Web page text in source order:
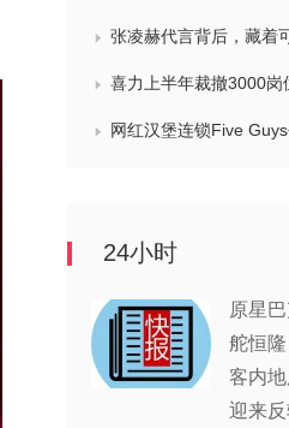
张凌赫代言背后，藏着可
喜力上半年裁撤3000岗位，太古可口可乐总裁说饮料品类增长态势良好，华润
网红汉堡连锁Five Guys创始人专访：都是5个儿子和妻子在打理，
24小时
原星
舵恒
客内
迎来